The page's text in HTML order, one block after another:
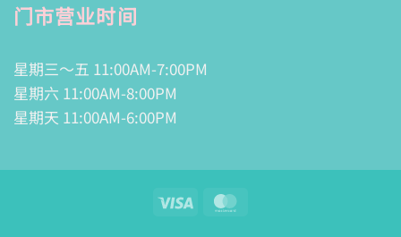
门市营业时间
星期三～五 11:00AM-7:00PM
星期六 11:00AM-8:00PM
星期天 11:00AM-6:00PM
Visa